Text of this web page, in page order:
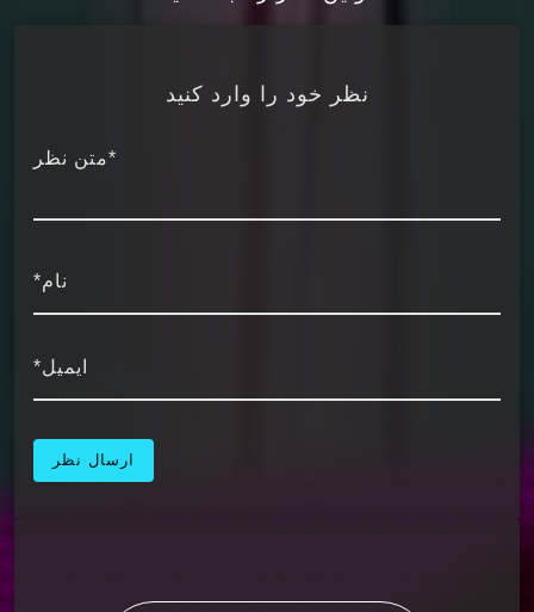
موسیقی‌های شنیدنی این فیلم ارائه گردد.
فیلم “Nobody 2” با بهره‌گیری از ترک‌های متنوع از
فیلم، نسخه کاور شده آهنگ کلاسیک «The Good
(José James)، اجرا شده و در صحنه‌های کلیدی فیلم
خود، فضایی عاشقانه و حتی کمی نوستالژیک پدید
آورده است.[1][2]
همچنین آهنگ راک “Ring of Fire” که توسط گروه
هرچه بیشتر هیجان‌انگیز و پرحادثه شود.[3][1]
نظر خود را وارد کنید
*متن نظر
نام*
ایمیل*